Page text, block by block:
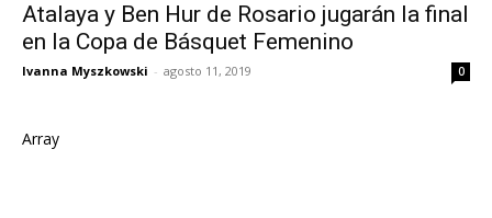
Atalaya y Ben Hur de Rosario jugarán la final
en la Copa de Básquet Femenino
Ivanna Myszkowski - agosto 11, 2019 0
Array